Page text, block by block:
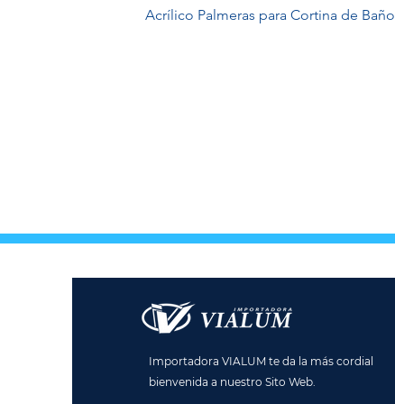
Acrílico Palmeras para Cortina de Baño
Importadora VIALUM te da la más cordial
bienvenida a nuestro Sito Web.